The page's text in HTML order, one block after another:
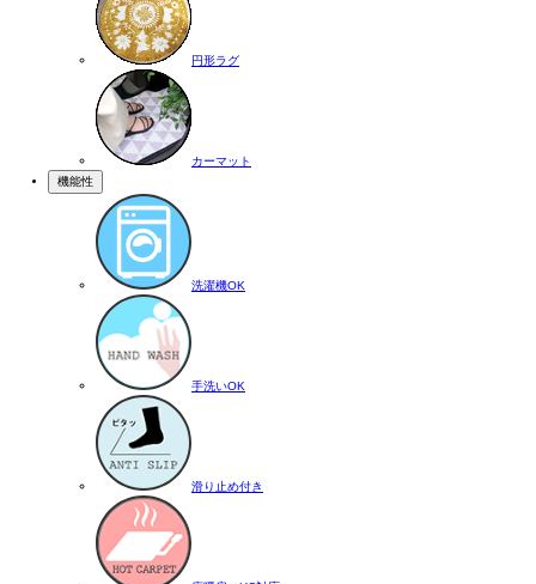
円形ラグ
カーマット
機能性
洗濯機OK
手洗いOK
滑り止め付き